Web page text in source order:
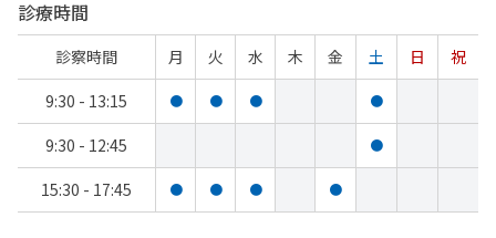
診療時間
診察時間 月 火 水 木 金 土 日
祝
9:30 - 13:15
● ● ● ●
9:30 - 12:45 ●
15:30 - 17:45 ● ● ● ●